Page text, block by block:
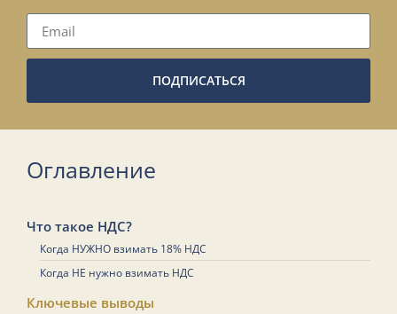
ПОДПИСАТЬСЯ
Оглавление
Что такое НДС?
Когда НУЖНО взимать 18% НДС
Когда НЕ нужно взимать НДС
Ключевые выводы